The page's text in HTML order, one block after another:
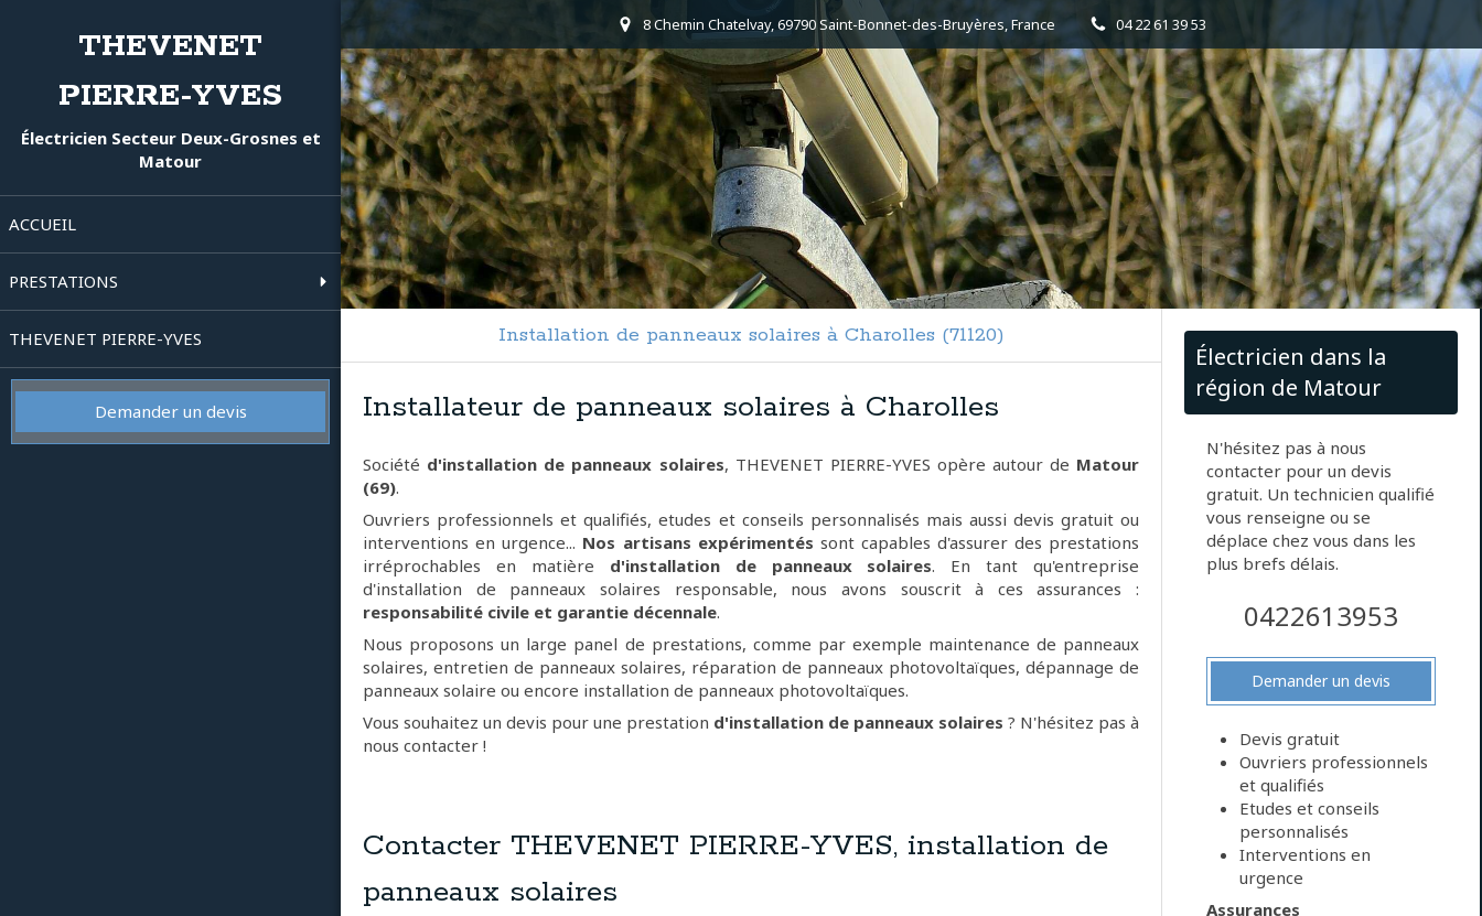
THEVENET
PIERRE-YVES
Électricien Secteur Deux-Grosnes et
Matour
ACCUEIL
PRESTATIONS
THEVENET PIERRE-YVES
Demander un devis
8 Chemin Chatelvay, 69790 Saint-Bonnet-des-Bruyères, France 04 22 61 39 53
Installation de panneaux solaires à Charolles (71120)
Installateur de panneaux solaires à Charolles
Société d'installation de panneaux solaires, THEVENET PIERRE-YVES opère autour de Matour
(69).
Ouvriers professionnels et qualifiés, etudes et conseils personnalisés mais aussi devis gratuit ou
interventions en urgence... Nos artisans expérimentés sont capables d'assurer des prestations
irréprochables en matière d'installation de panneaux solaires. En tant qu'entreprise
d'installation de panneaux solaires responsable, nous avons souscrit à ces assurances :
responsabilité civile et garantie décennale.
Nous proposons un large panel de prestations, comme par exemple maintenance de panneaux
solaires, entretien de panneaux solaires, réparation de panneaux photovoltaïques, dépannage de
panneaux solaire ou encore installation de panneaux photovoltaïques.
Vous souhaitez un devis pour une prestation d'installation de panneaux solaires ? N'hésitez pas à
nous contacter !
Contacter THEVENET PIERRE-YVES, installation de
panneaux solaires
Électricien dans la
région de Matour
N'hésitez pas à nous
contacter pour un devis
gratuit. Un technicien qualifié
vous renseigne ou se
déplace chez vous dans les
plus brefs délais.
0422613953
Demander un devis
Devis gratuit
Ouvriers professionnels
et qualifiés
Etudes et conseils
personnalisés
Interventions en
urgence
Assurances